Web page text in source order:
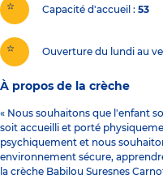
Capacité d'accueil 53
Ouverture du lundi au
À propos de la crèche
« Nous souhaitons que l'enfant
soit accueilli et porté
psychiquement et nous
environnement sécure,
la crèche Babilou Suresnes